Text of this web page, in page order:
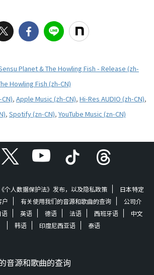
Planet & The Howling Fish - Release (zh-
Howling Fish (zh-CN)
, Apple Music (zh-CN), Hi-Res AUDIO (zh-CN),
, Spotify (zn-CN), YouTube Music (zn-CN)
个人数据保护法》发布，以及隐私政策
日本特定
户 有关使用我们的音源和歌曲的查询
公司介
语 英语 德语 法语 西班牙语
中文
韩语 印度尼西亚语 泰语
音源和歌曲的查询